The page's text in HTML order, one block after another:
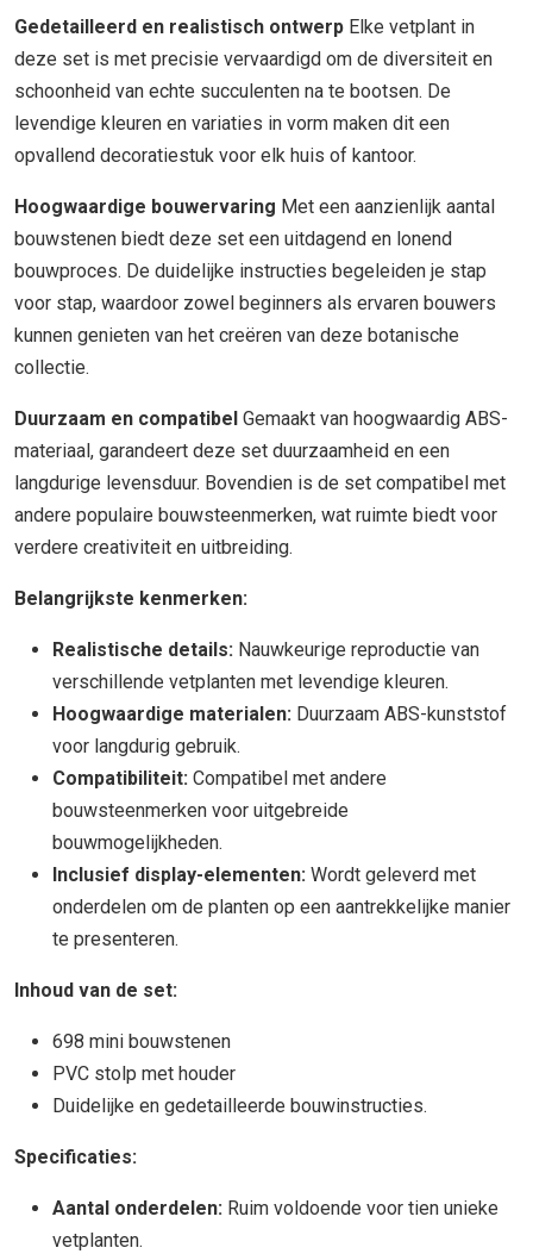
Gedetailleerd en realistisch ontwerp Elke vetplant in
deze set is met precisie vervaardigd om de diversiteit en
schoonheid van echte succulenten na te bootsen. De
levendige kleuren en variaties in vorm maken dit een
opvallend decoratiestuk voor elk huis of kantoor.
Hoogwaardige bouwervaring Met een aanzienlijk aantal
bouwstenen biedt deze set een uitdagend en lonend
bouwproces. De duidelijke instructies begeleiden je stap
voor stap, waardoor zowel beginners als ervaren bouwers
kunnen genieten van het creëren van deze botanische
collectie.
Duurzaam en compatibel Gemaakt van hoogwaardig ABS-
materiaal, garandeert deze set duurzaamheid en een
langdurige levensduur. Bovendien is de set compatibel met
andere populaire bouwsteenmerken, wat ruimte biedt voor
verdere creativiteit en uitbreiding.
Belangrijkste kenmerken:
Realistische details: Nauwkeurige reproductie van
verschillende vetplanten met levendige kleuren.
Hoogwaardige materialen: Duurzaam ABS-kunststof
voor langdurig gebruik.
Compatibiliteit: Compatibel met andere
bouwsteenmerken voor uitgebreide
bouwmogelijkheden.
Inclusief display-elementen: Wordt geleverd met
onderdelen om de planten op een aantrekkelijke manier
te presenteren.
Inhoud van de set:
698 mini bouwstenen
PVC stolp met houder
Duidelijke en gedetailleerde bouwinstructies.
Specificaties:
Aantal onderdelen: Ruim voldoende voor tien unieke
vetplanten.